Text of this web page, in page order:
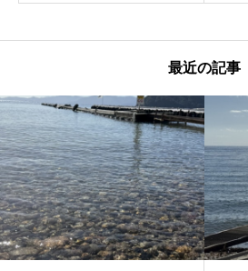
最近の記事